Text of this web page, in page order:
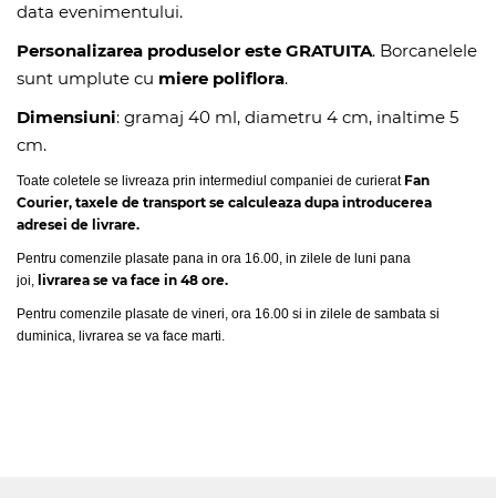
data evenimentului.
Personalizarea produselor este GRATUITA. Borcanelele
sunt umplute cu miere poliflora.
Dimensiuni: gramaj 40 ml, diametru 4 cm, inaltime 5
cm.
Toate coletele se livreaza prin intermediul companiei de curieratFan
Courier, taxele de transport se calculeaza dupa introducerea
adresei de livrare.
Pentru comenzile plasate pana in ora 16.00, in zilele de luni pana
joi, livrarea se va face in 48 ore.
Pentru comenzile plasate de vineri, ora 16.00 si in zilele de sambata si
duminica, livrarea se va face marti.